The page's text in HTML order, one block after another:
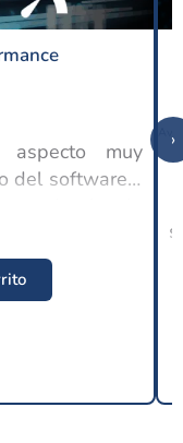
muy
del software y
se espera
parte de las
›